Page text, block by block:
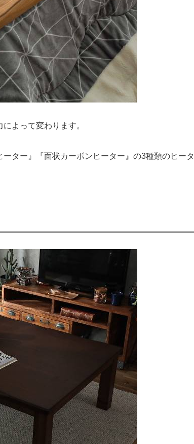
よって変わります。
ター』『面状カーボンヒーター』の3種類のヒータ